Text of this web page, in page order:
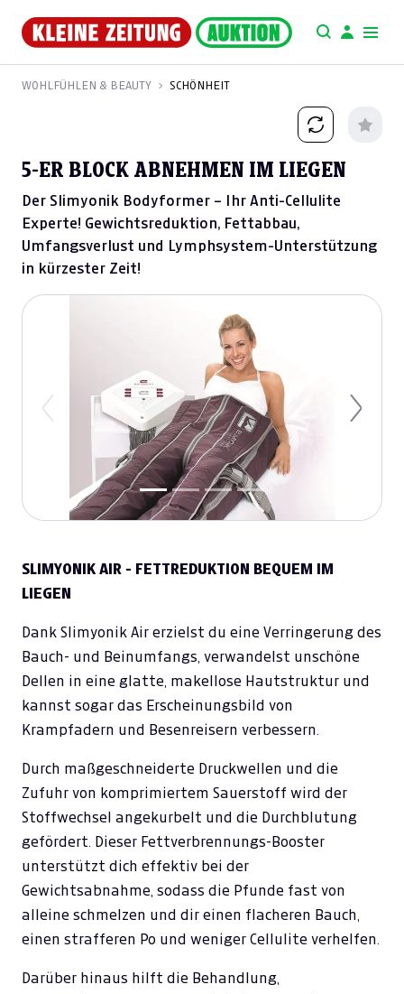
WOHLFÜHLEN & BEAUTY SCHÖNHEIT
5-ER BLOCK ABNEHMEN IM LIEGEN
Der Slimyonik Bodyformer – Ihr Anti-Cellulite
Experte! Gewichtsreduktion, Fettabbau,
Umfangsverlust und Lymphsystem-Unterstützung
in kürzester Zeit!
Previous Next
SLIMYONIK AIR - FETTREDUKTION BEQUEM IM
LIEGEN
Dank Slimyonik Air erzielst du eine Verringerung des
Bauch- und Beinumfangs, verwandelst unschöne
Dellen in eine glatte, makellose Hautstruktur und
kannst sogar das Erscheinungsbild von
Krampfadern und Besenreisern verbessern.
Durch maßgeschneiderte Druckwellen und die
Zufuhr von komprimiertem Sauerstoff wird der
Stoffwechsel angekurbelt und die Durchblutung
gefördert. Dieser Fettverbrennungs-Booster
unterstützt dich effektiv bei der
Gewichtsabnahme, sodass die Pfunde fast von
alleine schmelzen und dir einen flacheren Bauch,
einen strafferen Po und weniger Cellulite verhelfen.
Darüber hinaus hilft die Behandlung,